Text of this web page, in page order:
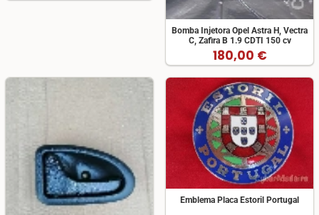
Bomba Injetora Opel Astra H, Vectra
C, Zafira B 1.9 CDTI 150 cv
180,00 €
Emblema Placa Estoril Portugal